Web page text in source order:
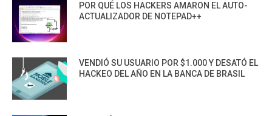
POR QUÉ LOS HACKERS AMARON EL AUTO-
ACTUALIZADOR DE NOTEPAD++
VENDIÓ SU USUARIO POR $1.000 Y DESATÓ EL
HACKEO DEL AÑO EN LA BANCA DE BRASIL